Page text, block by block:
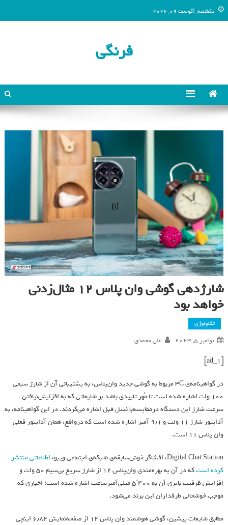
یکشنبه, آگوست 09, 2026
فرنگی
شارژدهی گوشی وان پلاس ۱۲ مثال‌زدنی
خواهد بود
تکنولوژی
نوامبر 5, 2023 علی محمدی
در گواهینامه‌ی 3C مربوط به گوشی جدید وان‌پلاس، به پشتیبانی آن از شارژ سیمی
۱۰۰ وات اشاره شده است تا مُهر تاییدی باشد بر شایعاتی که به افزایش‌نیافتن
سرعت شارژ این دستگاه درمقایسه‌با نسل قبل اشاره می‌کردند. در این گواهینامه، به
آداپتور شارژ ۱۱ ولت و ۹٫۱ آمپر اشاره شده است که درواقع، همان آداپتور فعلی
وان‌ پلاس ۱۱ است.
Digital Chat Station، افشاگر خوش‌سابقه‌ی شبکه‌ی اجتماعی ویبو،اطلاعاتی منتشر
کرده است
که در آن به بهره‌مندی وان‌پلاس ۱۲ از شارژ سریع بی‌سیم ۵۰ وات و
افزایش ظرفیت باتری آن به ۵٬۴۰۰ میلی‌آمپر‌ساعت اشاره شده است؛ اخباری که
موجب خوشحالی طرفداران این برند می‌شود.
مطابق شایعات پیشین، گوشی هوشمند وان‌ پلاس ۱۲ از صفحه‌نمایش ۶٫۸۲ اینچی